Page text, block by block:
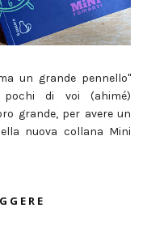
un grande pennello"
di voi (ahimé)
grande, per avere un
nuova collana Mini